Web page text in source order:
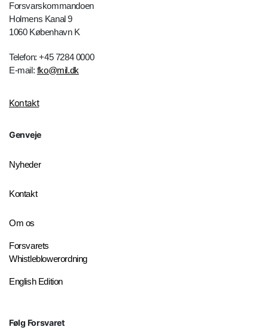
Forsvarskommandoen
Holmens Kanal 9
1060 København K
Telefon: +45 7284 0000
E-mail: fko@mil.dk
Kontakt
Genveje
Nyheder
Kontakt
Om os
Forsvarets
Whistleblowerordning
English Edition
Følg Forsvaret